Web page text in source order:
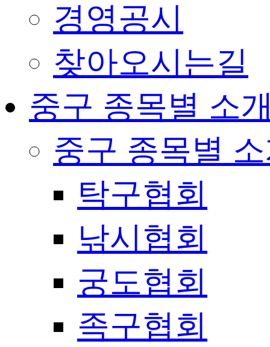
경영공시
찾아오시는길
중구 종목별 소
중구 종목별
탁구협회
낚시협회
궁도협회
족구협회